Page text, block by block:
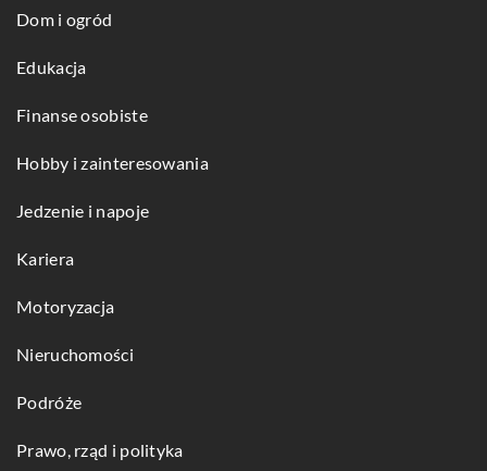
Dom i ogród
Edukacja
Finanse osobiste
Hobby i zainteresowania
Jedzenie i napoje
Kariera
Motoryzacja
Nieruchomości
Podróże
Prawo, rząd i polityka